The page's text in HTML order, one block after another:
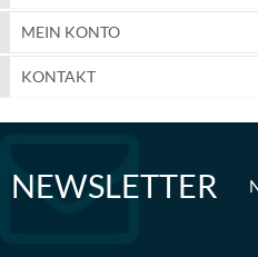
MEIN KONTO
KONTAKT
NEWSLETTER